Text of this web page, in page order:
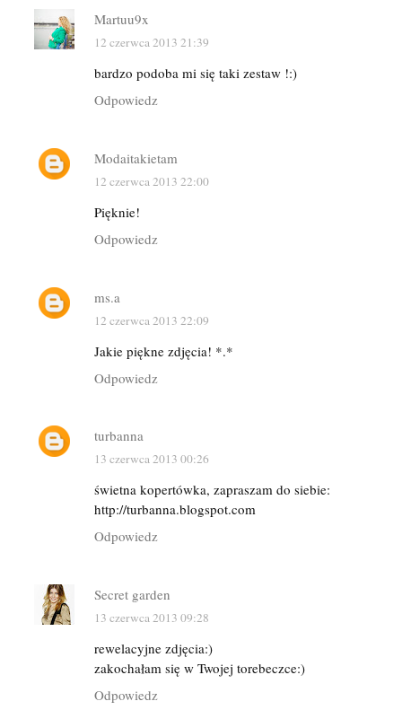
Martuu9x
12 czerwca 2013 21:39
bardzo podoba mi się taki zestaw !:)
Odpowiedz
Modaitakietam
12 czerwca 2013 22:00
Pięknie!
Odpowiedz
ms.a
12 czerwca 2013 22:09
Jakie piękne zdjęcia! *.*
Odpowiedz
turbanna
13 czerwca 2013 00:26
świetna kopertówka, zapraszam do siebie:
http://turbanna.blogspot.com
Odpowiedz
Secret garden
13 czerwca 2013 09:28
rewelacyjne zdjęcia:)
zakochałam się w Twojej torebeczce:)
Odpowiedz